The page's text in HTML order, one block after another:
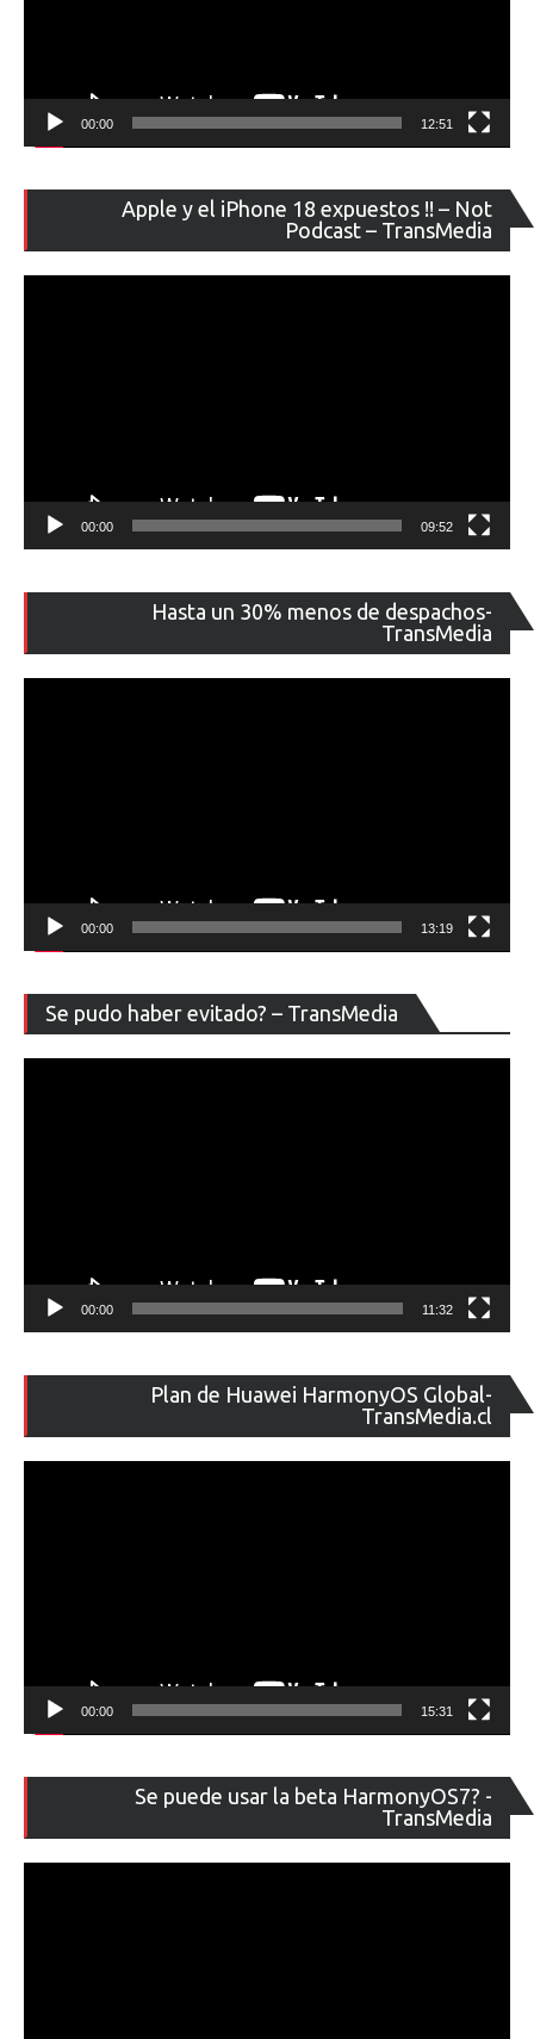
00:00 12:51
Apple y el iPhone 18 expuestos !! – Not
Podcast – TransMedia
de
00:00 09:52
Hasta un 30% menos de despachos-
TransMedia
de
00:00 13:19
Se pudo haber evitado? – TransMedia
de
00:00 11:32
Plan de Huawei HarmonyOS Global-
TransMedia.cl
de
00:00 15:31
Se puede usar la beta HarmonyOS7? -
TransMedia
de